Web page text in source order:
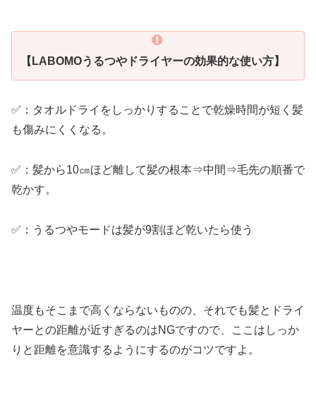
【LABOMOうるつやドライヤーの効果的な使い方】
✅：タオルドライをしっかりすることで乾燥時間が短く髪
も傷みにくくなる。
✅：髪から10㎝ほど離して髪の根本⇒中間⇒毛先の順番で
乾かす。
✅：うるつやモードは髪が9割ほど乾いたら使う
温度もそこまで高くならないものの、それでも髪とドライ
ヤーとの距離が近すぎるのはNGですので、ここはしっか
りと距離を意識するようにするのがコツですよ。